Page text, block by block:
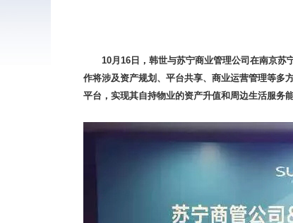
10月16日，韩世与苏宁商业管理公司在南京
作将涉及资产规划、平台共享、商业运营管理等多
平台，实现其自持物业的资产升值和周边生活服务